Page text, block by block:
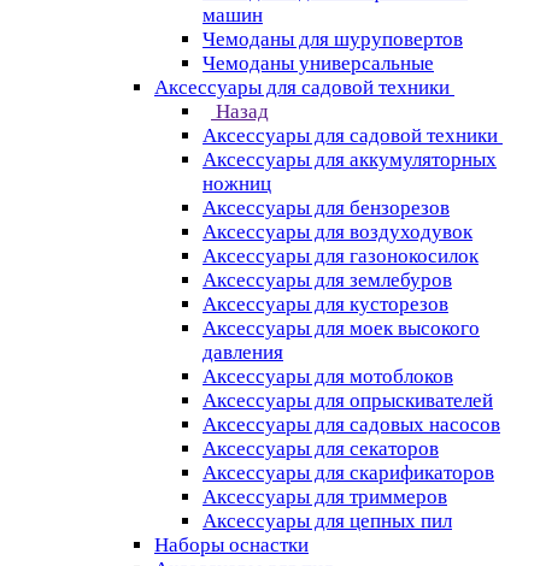
машин
Чемоданы для шуруповертов
Чемоданы универсальные
Аксессуары для садовой техники
Назад
Аксессуары для садовой техники
Аксессуары для аккумуляторных
ножниц
Аксессуары для бензорезов
Аксессуары для воздуходувок
Аксессуары для газонокосилок
Аксессуары для землебуров
Аксессуары для кусторезов
Аксессуары для моек высокого
давления
Аксессуары для мотоблоков
Аксессуары для опрыскивателей
Аксессуары для садовых насосов
Аксессуары для секаторов
Аксессуары для скарификаторов
Аксессуары для триммеров
Аксессуары для цепных пил
Наборы оснастки